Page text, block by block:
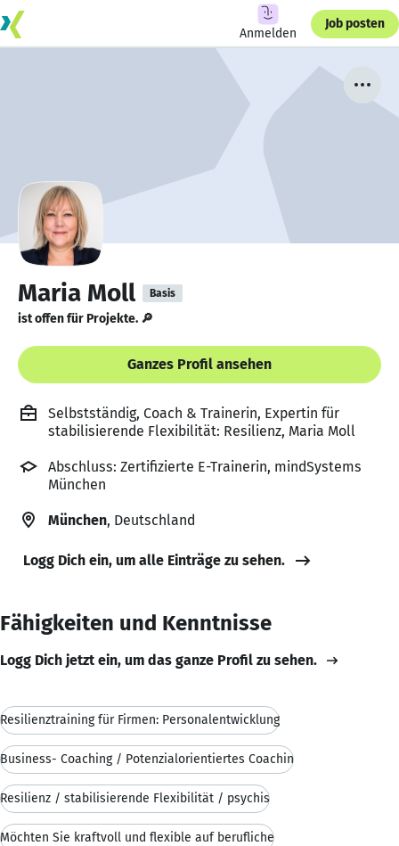
Anmelden
Job posten
Maria Moll Basis
ist offen für Projekte. 🔎
Ganzes Profil ansehen
Selbstständig, Coach & Trainerin, Expertin für
stabilisierende Flexibilität: Resilienz, Maria Moll
Abschluss: Zertifizierte E-Trainerin, mindSystems
München
München, Deutschland
Logg Dich ein, um alle Einträge zu sehen.
Fähigkeiten und Kenntnisse
Logg Dich jetzt ein, um das ganze Profil zu sehen.
Resilienztraining für Firmen: Personalentwicklung
Business- Coaching / Potenzialorientiertes Coachin
Resilienz / stabilisierende Flexibilität / psychis
Möchten Sie kraftvoll und flexible auf berufliche